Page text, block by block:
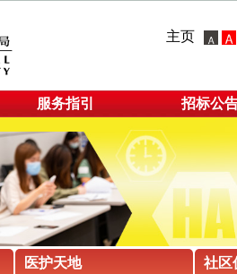
主页
服务指引 招标公
医护天地 社区